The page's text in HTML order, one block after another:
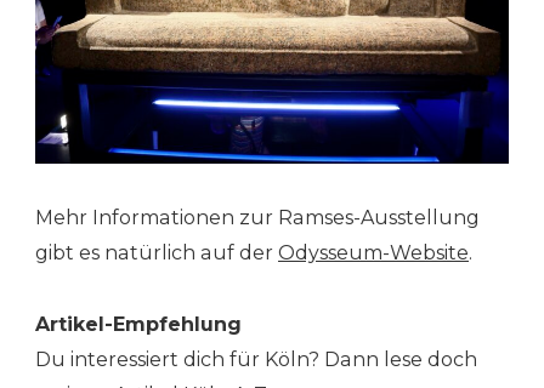
Mehr Informationen zur Ramses-Ausstellung
gibt es natürlich auf der Odysseum-Website.
Artikel-Empfehlung
Du interessiert dich für Köln? Dann lese doch